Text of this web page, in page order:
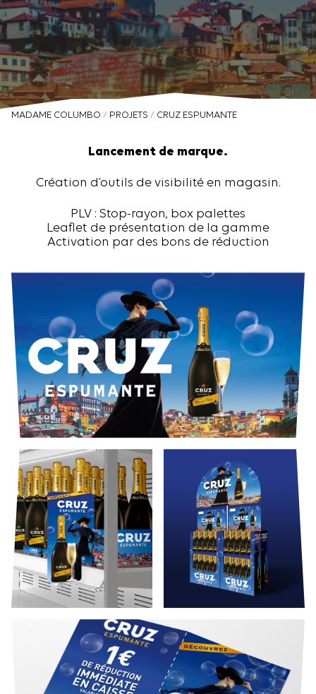
MADAME COLUMBO / PROJETS / CRUZ ESPUMANTE
Lancement de marque.
Création d’outils de visibilité en magasin.
PLV : Stop-rayon, box palettes
Leaflet de présentation de la gamme
Activation par des bons de réduction